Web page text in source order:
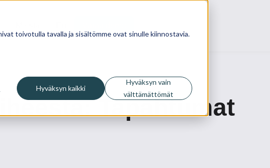
toivotulla tavalla ja sisältömme ovat sinulle kiinnostavia.
Hyväksyn kaikki
Hyväksyn vain
välttämättömät
Tapahtumat